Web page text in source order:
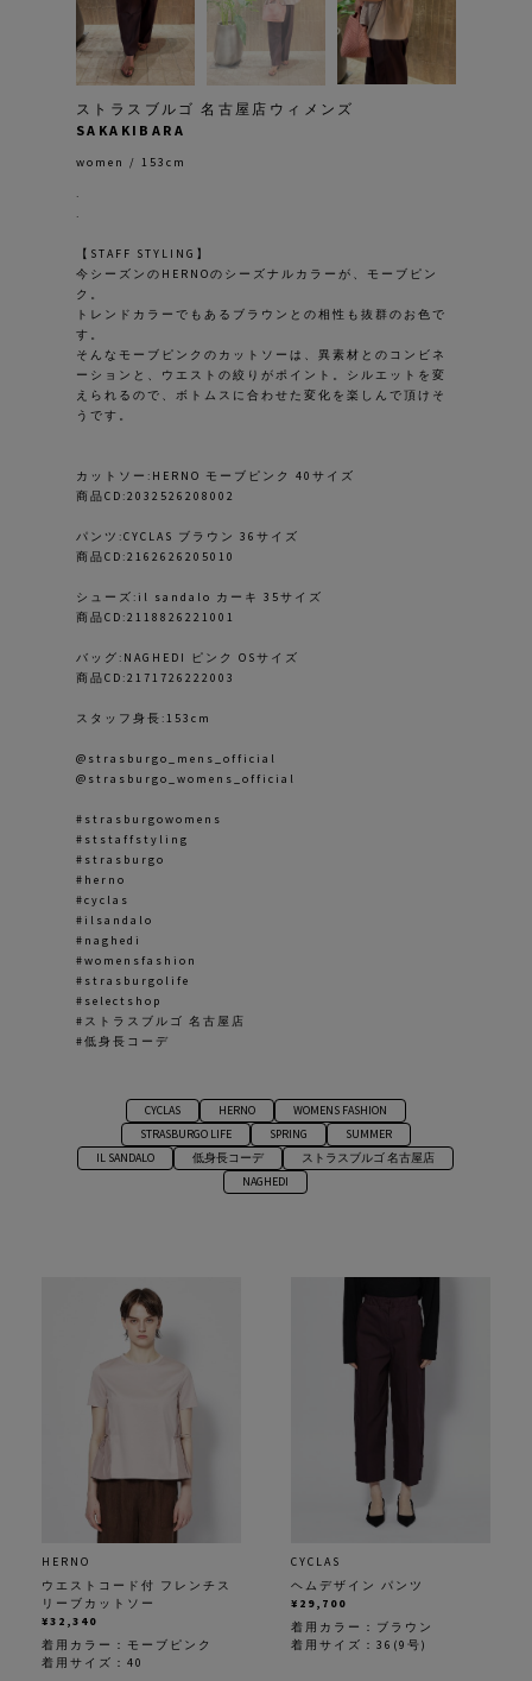
ストラスブルゴ 名古屋店ウィメンズ
SAKAKIBARA
women / 153cm
.
.
【STAFF STYLING】
今シーズンのHERNOのシーズナルカラーが、モーブピン
ク。
トレンドカラーでもあるブラウンとの相性も抜群のお色で
す。
そんなモーブピンクのカットソーは、異素材とのコンビネ
ーションと、ウエストの絞りがポイント。シルエットを変
えられるので、ボトムスに合わせた変化を楽しんで頂けそ
うです。
カットソー:HERNO モーブピンク 40サイズ
商品CD:2032526208002
パンツ:CYCLAS ブラウン 36サイズ
商品CD:2162626205010
シューズ:il sandalo カーキ 35サイズ
商品CD:2118826221001
バッグ:NAGHEDI ピンク OSサイズ
商品CD:2171726222003
スタッフ身長:153cm
@strasburgo_mens_official
@strasburgo_womens_official
#strasburgowomens
#ststaffstyling
#strasburgo
#herno
#cyclas
#ilsandalo
#naghedi
#womensfashion
#strasburgolife
#selectshop
#ストラスブルゴ 名古屋店
#低身長コーデ
CYCLAS HERNO
WOMENS FASHION
STRASBURGO LIFE
SPRING
SUMMER
IL SANDALO
低身長コーデ
ストラスブルゴ 名古屋店
NAGHEDI
HERNO
ウエストコード付 フレンチス
リーブカットソー
¥32,340
着用カラー： モーブピンク
着用サイズ：40
CYCLAS
ヘムデザイン パンツ
¥29,700
着用カラー： ブラウン
着用サイズ：36(9号)